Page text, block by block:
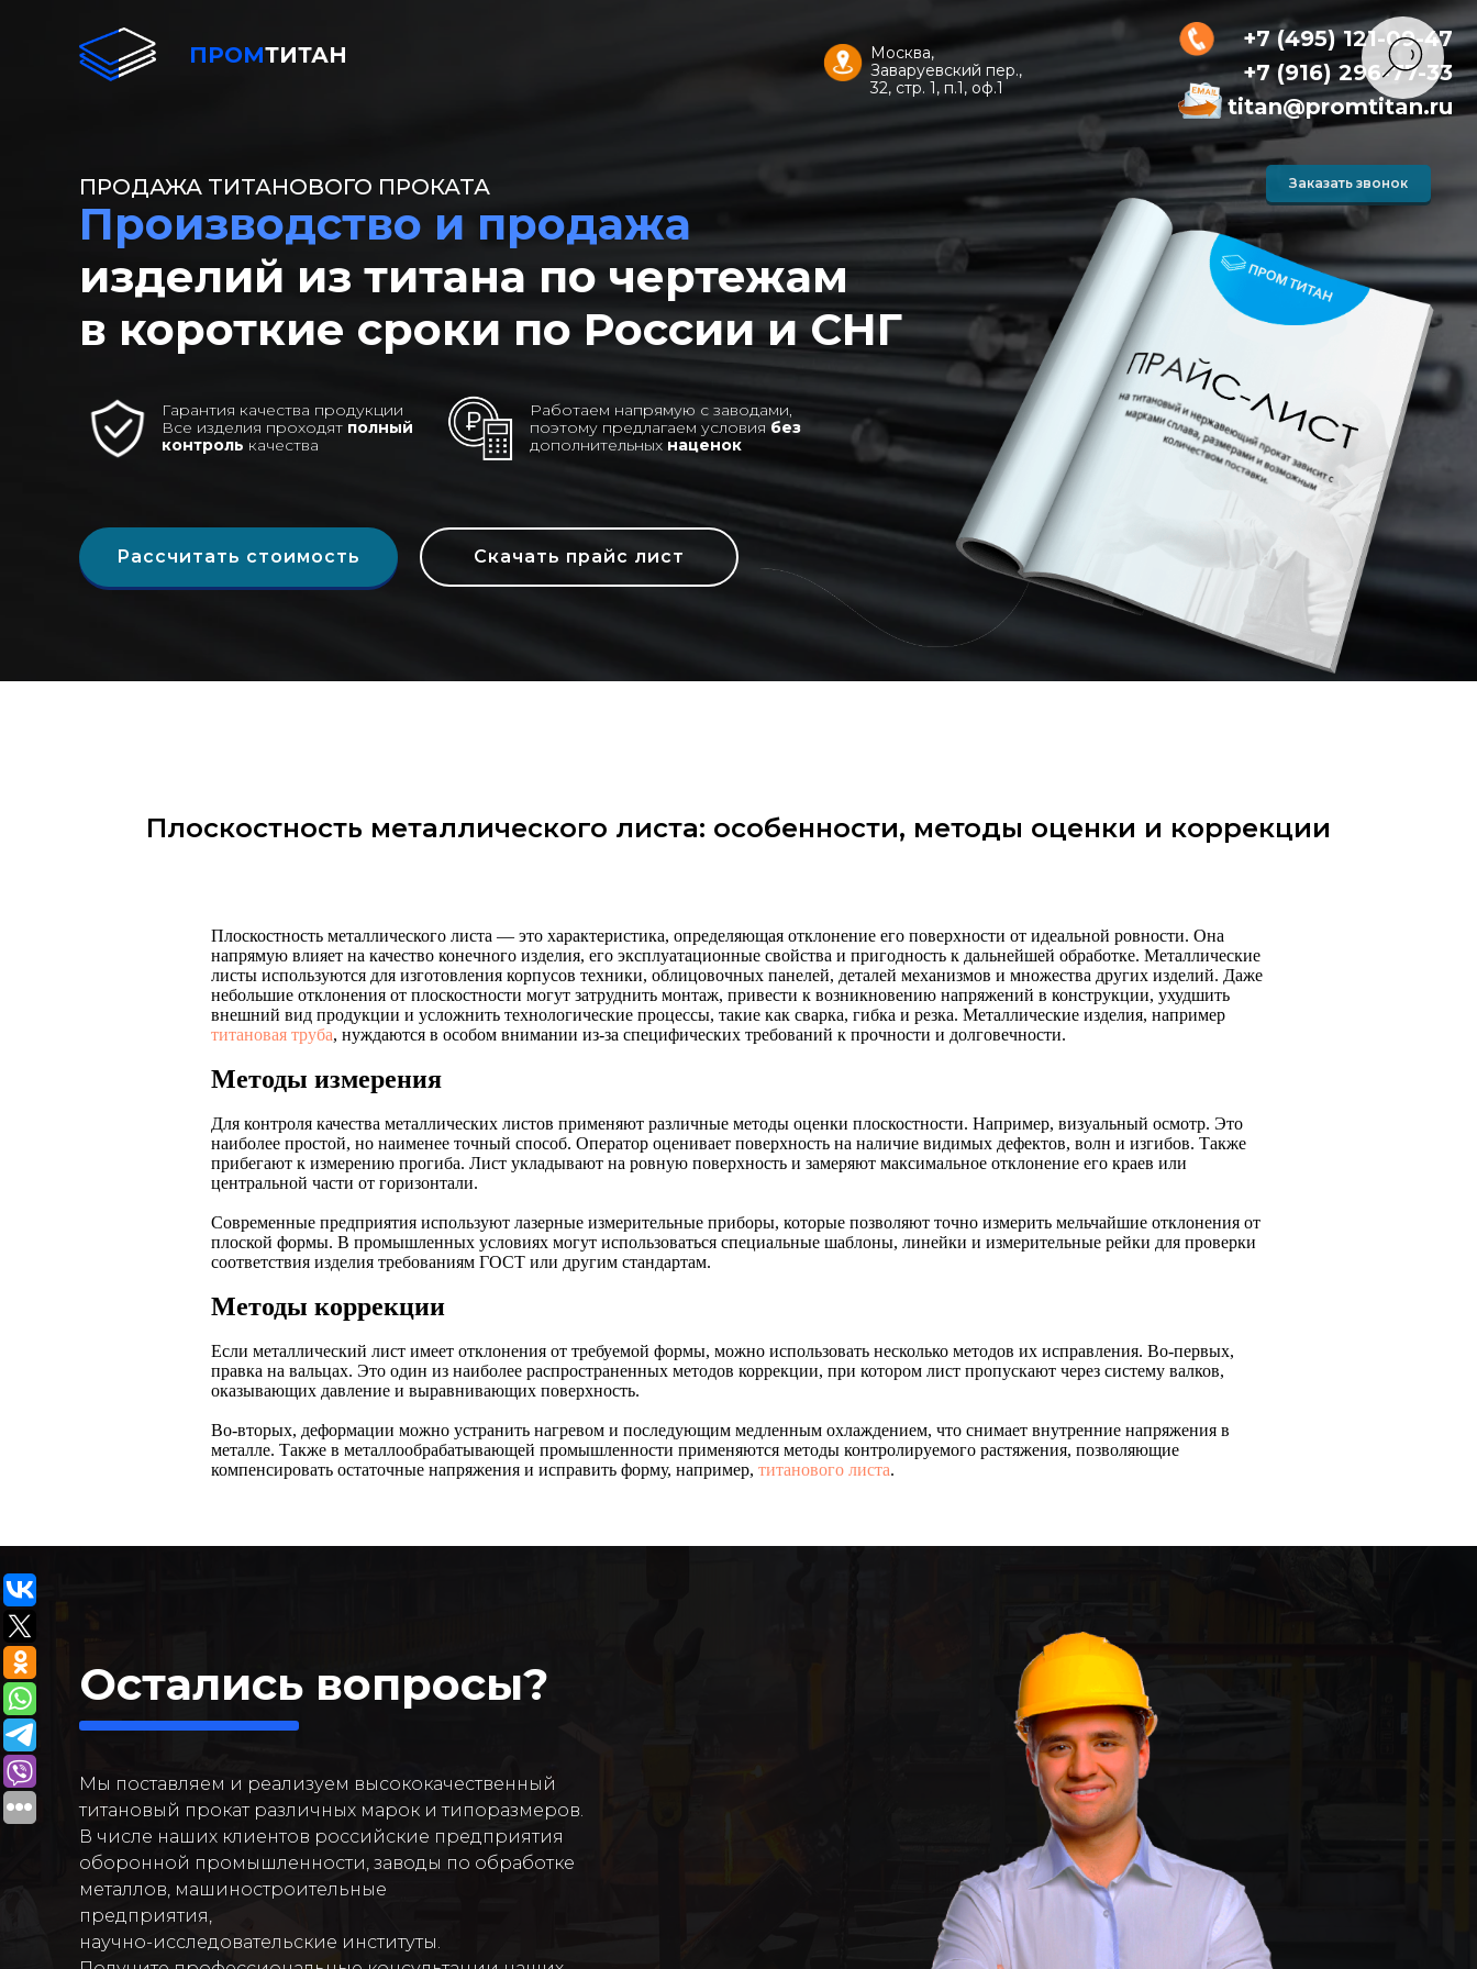
ПРОМТИТАН
+7 (495) 121-09-47
+7 (916) 296-77-33
titan@promtitan.ru
Москва,
Заваруевский пер.,
32, стр. 1, п.1, оф.1
Производство и продажа
изделий из титана по чертежам
в короткие сроки по России и СНГ
ПРОДАЖА ТИТАНОВОГО ПРОКАТА
Рассчитать стоимость Скачать прайс лист
Гарантия качества продукции
Все изделия проходят полный
контроль качества
Работаем напрямую с заводами,
поэтому предлагаем условия без
дополнительных наценок
Заказать звонок
Плоскостность металлического листа: особенности, методы оценки и коррекции
Плоскостность металлического листа — это характеристика, определяющая отклонение его поверхности от идеальной ровности. Она
напрямую влияет на качество конечного изделия, его эксплуатационные свойства и пригодность к дальнейшей обработке. Металлические
листы используются для изготовления корпусов техники, облицовочных панелей, деталей механизмов и множества других изделий. Даже
небольшие отклонения от плоскостности могут затруднить монтаж, привести к возникновению напряжений в конструкции, ухудшить
внешний вид продукции и усложнить технологические процессы, такие как сварка, гибка и резка. Металлические изделия, например
титановая труба, нуждаются в особом внимании из-за специфических требований к прочности и долговечности.
Методы измерения
Для контроля качества металлических листов применяют различные методы оценки плоскостности. Например, визуальный осмотр. Это
наиболее простой, но наименее точный способ. Оператор оценивает поверхность на наличие видимых дефектов, волн и изгибов. Также
прибегают к измерению прогиба. Лист укладывают на ровную поверхность и замеряют максимальное отклонение его краев или
центральной части от горизонтали.
Современные предприятия используют лазерные измерительные приборы, которые позволяют точно измерить мельчайшие отклонения от
плоской формы. В промышленных условиях могут использоваться специальные шаблоны, линейки и измерительные рейки для проверки
соответствия изделия требованиям ГОСТ или другим стандартам.
Методы коррекции
Если металлический лист имеет отклонения от требуемой формы, можно использовать несколько методов их исправления. Во-первых,
правка на вальцах. Это один из наиболее распространенных методов коррекции, при котором лист пропускают через систему валков,
оказывающих давление и выравнивающих поверхность.
Во-вторых, деформации можно устранить нагревом и последующим медленным охлаждением, что снимает внутренние напряжения в
металле. Также в металлообрабатывающей промышленности применяются методы контролируемого растяжения, позволяющие
компенсировать остаточные напряжения и исправить форму, например, титанового листа.
Остались вопросы?
Мы поставляем и реализуем высококачественный
титановый прокат различных марок и типоразмеров.
В числе наших клиентов российские предприятия
оборонной промышленности, заводы по обработке
металлов, машиностроительные
предприятия,
научно-исследовательские институты.